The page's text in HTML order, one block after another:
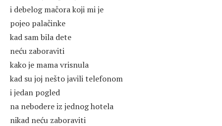
i debelog mačora koji mi je
pojeo palačinke
kad sam bila dete
neću zaboraviti
kako je mama vrisnula
kad su joj nešto javili telefonom
i jedan pogled
na nebodere iz jednog hotela
nikad neću zaboraviti